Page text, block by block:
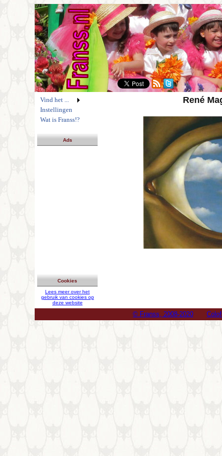
Vind het ...
Instellingen
Wat is Franss!?
Ads
Cookies
Lees meer over het
gebruik van cookies op
deze website
René
© Franss, 2008-2020